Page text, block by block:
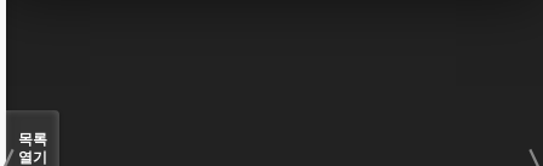
목록
열기